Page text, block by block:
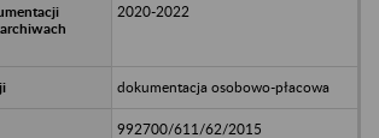
2020-2022
dokumentacja osobowo-płacowa
992700/611/62/2015